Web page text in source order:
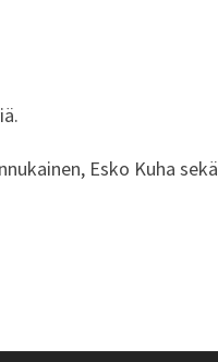
Esko Kuha sekä